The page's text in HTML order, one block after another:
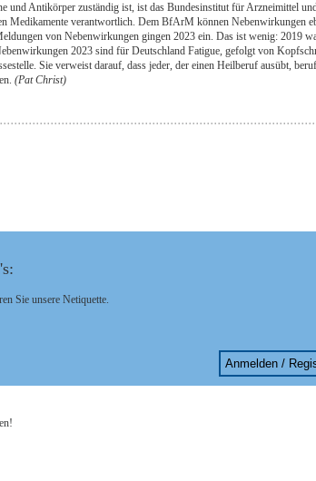
und Antikörper zuständig ist, ist das Bundesinstitut für Arzneimittel
Medikamente verantwortlich. Dem BfArM können Nebenwirkungen
von Nebenwirkungen gingen 2023 ein. Das ist wenig: 2019
2023 sind für Deutschland Fatigue, gefolgt von
Sie verweist darauf, dass jeder, der einen Heilberuf ausübt,
(Pat Christ)
Sie unsere Netiquette.
Anmelden /